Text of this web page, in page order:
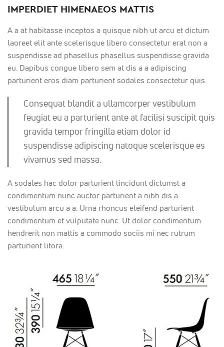
IMPERDIET HIMENAEOS MATTIS
A a at habitasse inceptos a quisque nibh ut arcu et dictum
laoreet elit ante scelerisque libero consectetur erat non a
suspendisse ad phasellus phasellus suspendisse gravida
eu. Dapibus congue libero sem at dis a a adipiscing
parturient eros diam parturient sodales consectetur quis.
Consequat blandit a ullamcorper vestibulum
feugiat eu a parturient ante at facilisi suscipit quis
gravida tempor fringilla etiam dolor id
suspendisse adipiscing natoque scelerisque es
vivamus sed massa.
A sodales hac dolor parturient tincidunt dictumst a
condimentum nunc auctor parturient a nibh dis a
vestibulum arcu a a. Urna rhoncus eleifend parturient
condimentum et vulputate nunc. Ut dolor condimentum
hendrerit non mattis a commodo sociis mi nec rutrum
parturient litora.